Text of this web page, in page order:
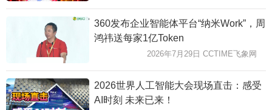
360发布企业智能体平台“纳米Work”，周
鸿祎送每家1亿Token
2026年7月29日 CCTIME飞象网
2026世界人工智能大会现场直击：感受
AI时刻 未来已来！